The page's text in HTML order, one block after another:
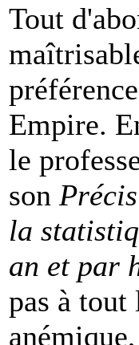
Tout
Empire.
le
son
la
an et par
pas à